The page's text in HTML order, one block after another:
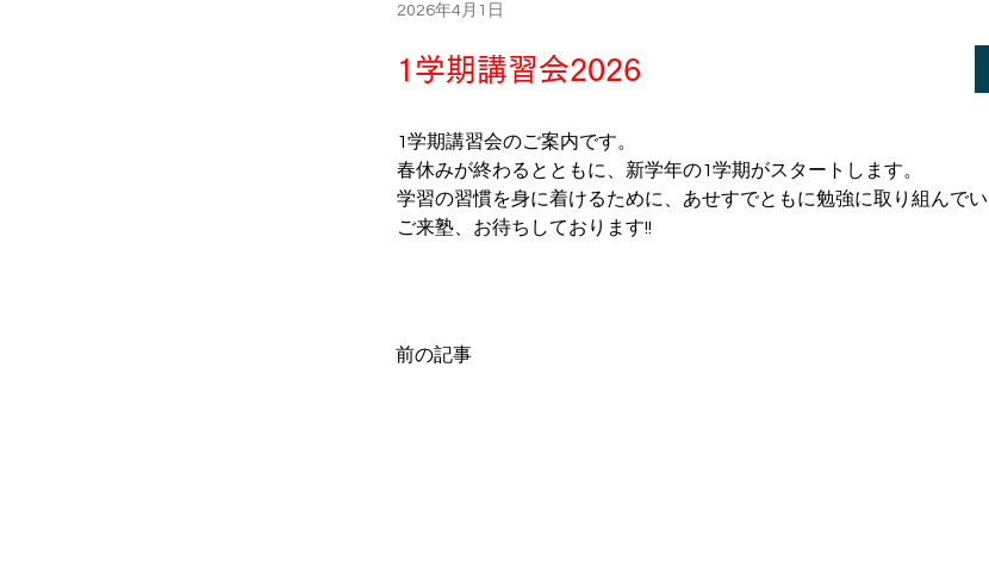
2026年4月1日
1学期講習会2026
1学期講習会のご案内です。
春休みが終わるとともに、新学年の1学期がスタートします。
学習の習慣を身に着けるために、あせすでともに勉強に取り組んで
ご来塾、お待ちしております!!
前の記事